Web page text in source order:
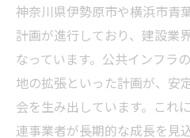
神奈川県伊勢原市や横浜市青
計画が進行しており、建設業
なっています。公共インフラ
地の拡張といった計画が、安
会を生み出しています。これ
連事業者が長期的な成長を見